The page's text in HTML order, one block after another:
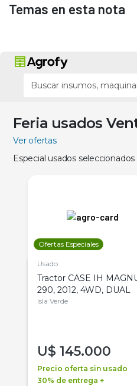
Temas en esta nota
Feria usados
Ver ofertas
Especial usados seleccionados
Ofertas Especiales
Usado
Tractor CASE IH
290, 2012, 4WD, DUAL
Isla Verde
U$ 145.000
Precio oferta sin usado
30% de entrega +